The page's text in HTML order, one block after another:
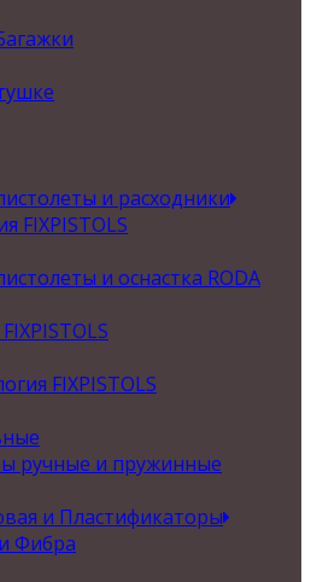
и расходники
FIXPISTOLS
и оснастка RODA
FIXPISTOLS
ручные и пружинные
и Пластификаторы
Фибра